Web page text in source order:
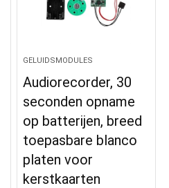
GELUIDSMODULES
Audiorecorder, 30
seconden opname
op batterijen, breed
toepasbare blanco
platen voor
kerstkaarten